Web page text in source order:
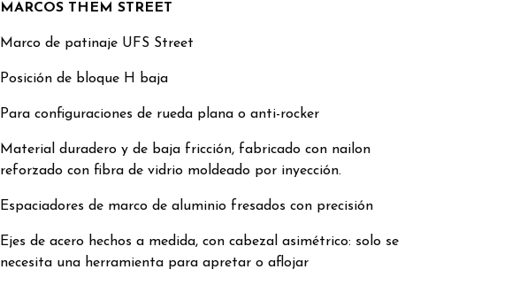
MARCOS THEM STREET
Marco de patinaje UFS Street
Posición de bloque H baja
Para configuraciones de rueda plana o anti-rocker
Material duradero y de baja fricción, fabricado con nailon
reforzado con fibra de vidrio moldeado por inyección.
Espaciadores de marco de aluminio fresados ​​con precisión
Ejes de acero hechos a medida, con cabezal asimétrico: solo se
necesita una herramienta para apretar o aflojar